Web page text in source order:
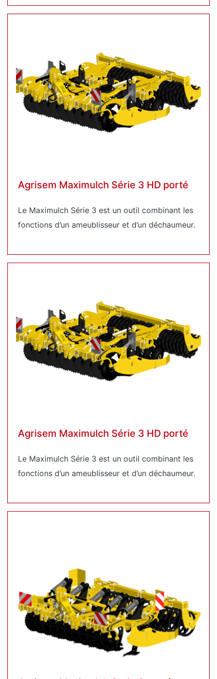
Agrisem Maximulch Série 3 HD porté
Le Maximulch Série 3 est un outil combinant les
fonctions d’un ameublisseur et d’un déchaumeur.
Agrisem Maximulch Série 3 HD porté
Le Maximulch Série 3 est un outil combinant les
fonctions d’un ameublisseur et d’un déchaumeur.